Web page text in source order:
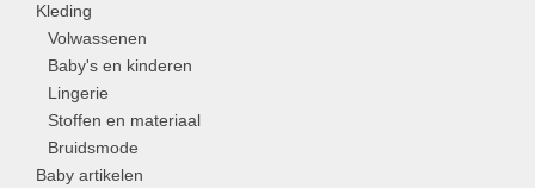
Kleding
Volwassenen
Baby's en kinderen
Lingerie
Stoffen en materiaal
Bruidsmode
Baby artikelen